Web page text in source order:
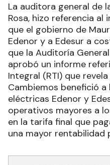
La auditora general de
Rosa, hizo referencia
que el gobierno de
Edenor y a Edesur a
que la Auditoría
aprobó un informe
Integral (RTI) que
Cambiemos benefició
eléctricas Edenor y
operativos mayores a
en la tarifa final que
una mayor rentabilidad